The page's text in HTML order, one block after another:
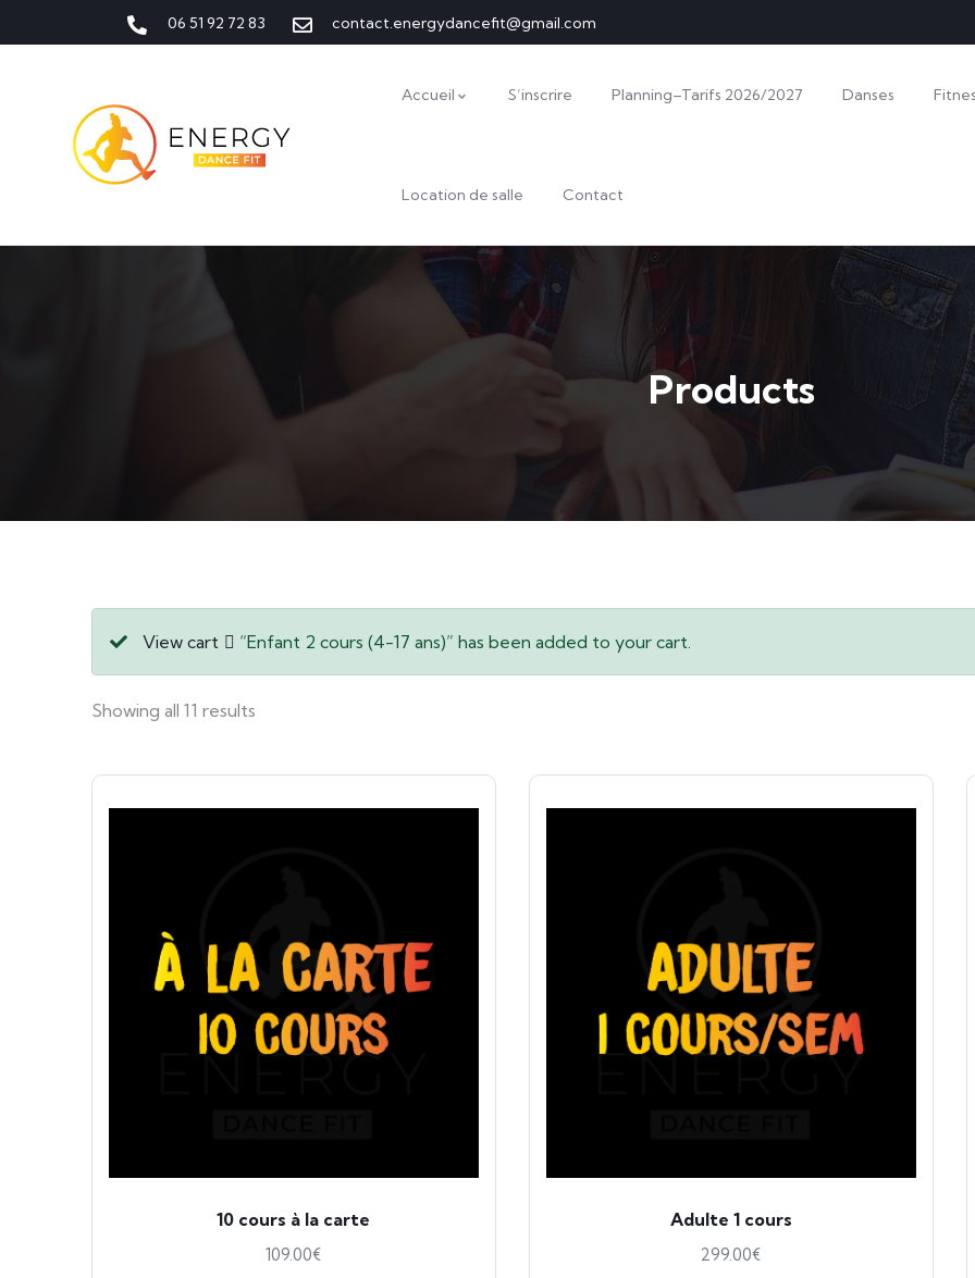
06 51 92 72 83 contact.energydancefit@gmail.com
Accueil S’inscrire Planning–Tarifs 2026/2027 Danses
Location de salle Contact
Products
View cart “Enfant 2 cours (4-17 ans)” has been added to your cart.
Showing all 11 results
10 cours à la carte
109.00€
Adulte 1 cours
299.00€